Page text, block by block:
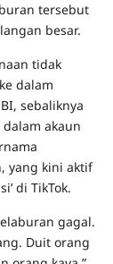
tersebut
besar.
tidak
dalam
sebaliknya
akaun
yang kini aktif
di TikTok.
gagal.
Duit orang